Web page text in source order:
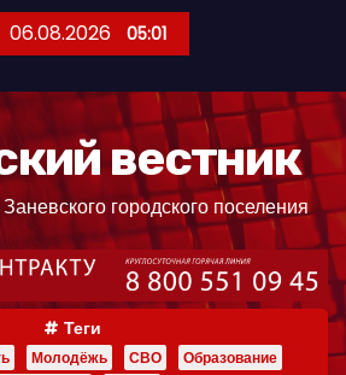
06.08.2026 05:01
вестник
городского поселения
Теги
Молодёжь СВО
Образование